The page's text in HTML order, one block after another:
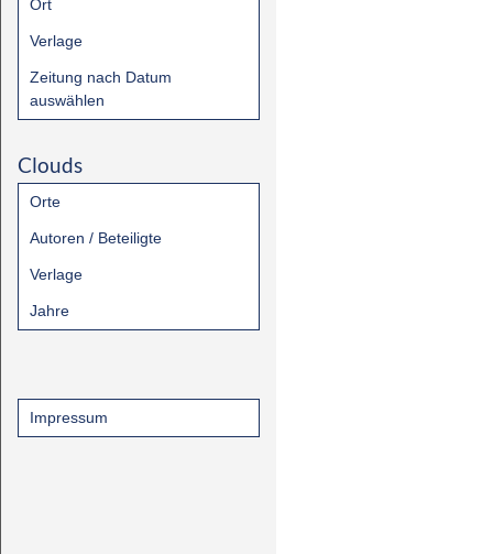
Ort
Verlage
Zeitung nach Datum
auswählen
Clouds
Orte
Autoren / Beteiligte
Verlage
Jahre
Impressum